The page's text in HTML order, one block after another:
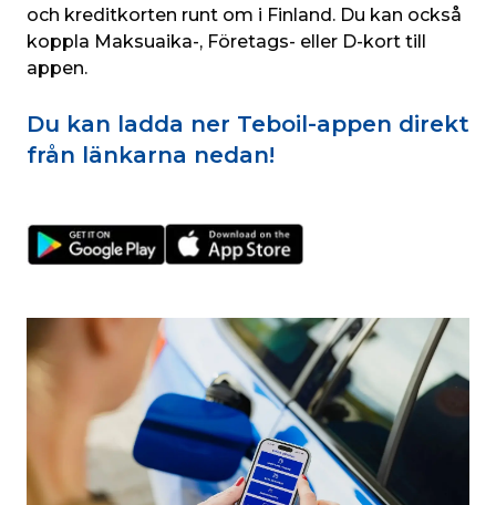
och kreditkorten runt om i Finland. Du kan också
koppla Maksuaika-, Företags- eller D-kort till
appen.
Du kan ladda ner Teboil-appen direkt
från länkarna nedan!